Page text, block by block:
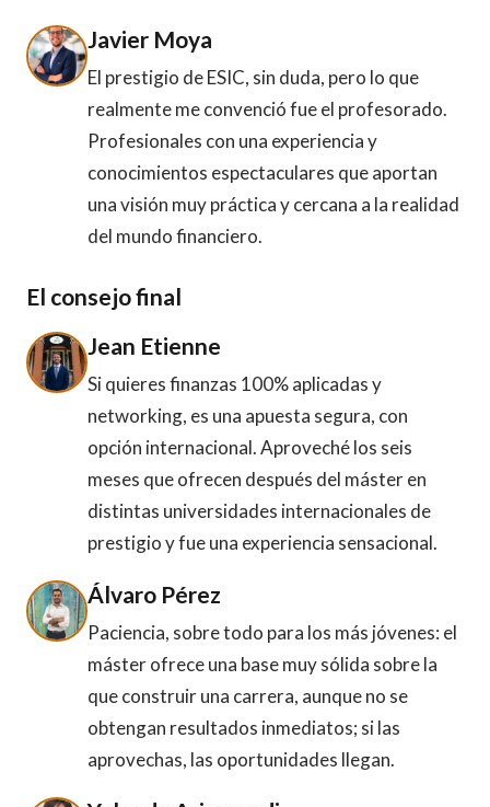
Javier Moya
El prestigio de ESIC, sin duda, pero lo que
realmente me convenció fue el profesorado.
Profesionales con una experiencia y
conocimientos espectaculares que aportan
una visión muy práctica y cercana a la realidad
del mundo financiero.
El consejo final
Jean Etienne
Si quieres finanzas 100% aplicadas y
networking, es una apuesta segura, con
opción internacional. Aproveché los seis
meses que ofrecen después del máster en
distintas universidades internacionales de
prestigio y fue una experiencia sensacional.
Álvaro Pérez
Paciencia, sobre todo para los más jóvenes: el
máster ofrece una base muy sólida sobre la
que construir una carrera, aunque no se
obtengan resultados inmediatos; si las
aprovechas, las oportunidades llegan.